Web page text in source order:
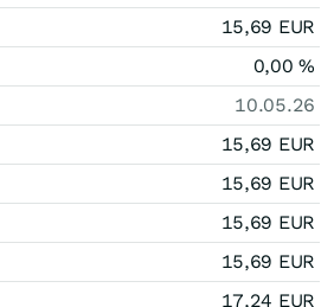
15,69 EUR
0,00%
10.05.26
15,69 EUR
15,69 EUR
15,69 EUR
15,69 EUR
17,24 EUR